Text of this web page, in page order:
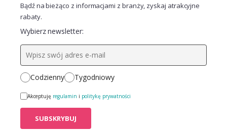
Bądź na bieżąco z informacjami z branży, zyskaj atrakcyjne
rabaty.
Wybierz newsletter:
Codzienny Tygodniowy
Akceptuję regulamin i politykę prywatności